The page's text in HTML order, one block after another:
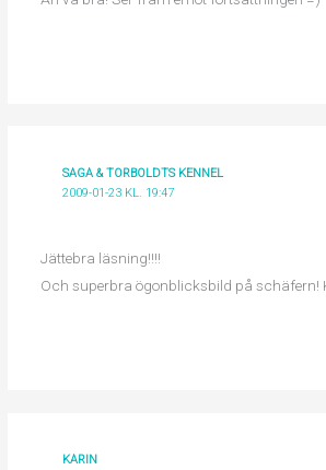
SAGA & TORBOLDTS KENNEL
2009-01-23 KL. 19:47
Jättebra läsning!!!!
Och superbra ögonblicksbild på schäfern!
KARIN